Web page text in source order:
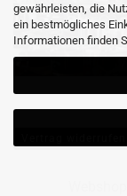
gewährleisten, die
ein bestmögliches
Informationen finden